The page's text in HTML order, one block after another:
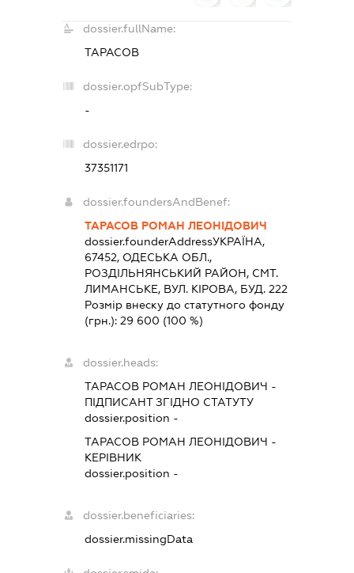
dossier.fullName:
ТАРАСОВ
dossier.opfSubType:
-
dossier.edrpo:
37351171
dossier.foundersAndBenef:
ТАРАСОВ РОМАН ЛЕОНІДОВИЧ
dossier.founderAddressУКРАЇНА,
67452, ОДЕСЬКА ОБЛ.,
РОЗДIЛЬНЯНСЬКИЙ РАЙОН, СМТ.
ЛИМАНСЬКЕ, ВУЛ. КІРОВА, БУД. 222
Розмір внеску до статутного фонду
(грн.): 29 600 (100 %)
dossier.heads:
ТАРАСОВ РОМАН ЛЕОНІДОВИЧ -
ПІДПИСАНТЗГІДНО СТАТУТУ
dossier.position -
ТАРАСОВ РОМАН ЛЕОНІДОВИЧ -
КЕРІВНИК
dossier.position -
dossier.beneficiaries:
dossier.missingData